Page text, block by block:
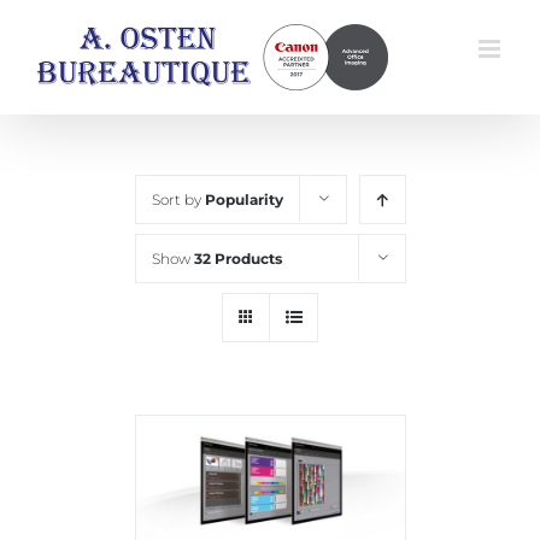
content
Sort by Popularity
Show 32 Products